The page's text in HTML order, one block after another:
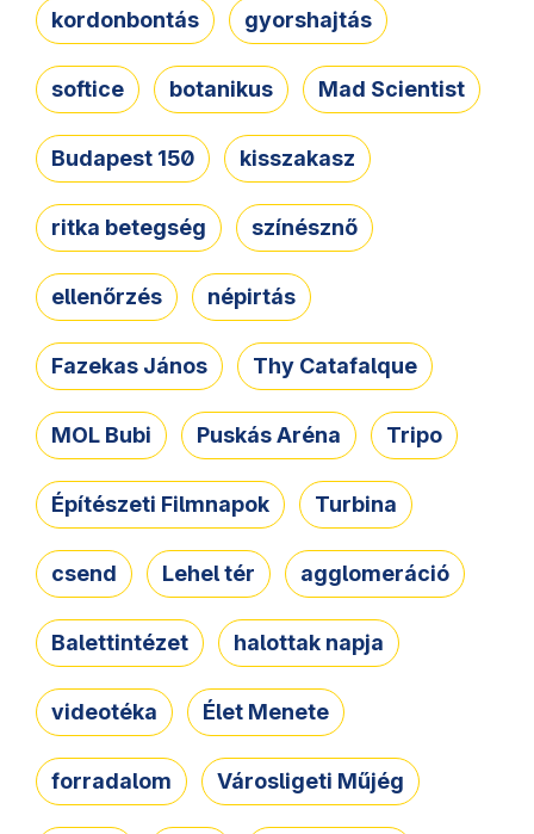
kordonbontás gyorshajtás
softice botanikus Mad Scientist
Budapest 150 kisszakasz
ritka betegség színésznő
ellenőrzés népirtás
Fazekas János Thy Catafalque
MOL Bubi Puskás Aréna Tripo
Építészeti Filmnapok Turbina
csend Lehel tér agglomeráció
Balettintézet halottak napja
videotéka Élet Menete
forradalom Városligeti Műjég